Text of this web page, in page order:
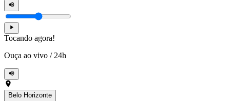
Tocando agora!
Ouça ao vivo / 24h
Belo Horizonte